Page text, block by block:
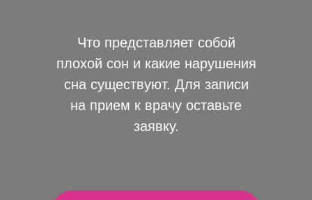
Что представляет собой
плохой сон и какие нарушения
сна существуют. Для записи
на прием к врачу оставьте
заявку.